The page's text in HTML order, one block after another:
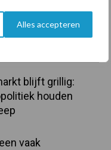
Alles accepteren
blijft grillig:
houden
vaak